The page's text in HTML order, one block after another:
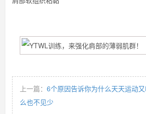
上一篇： 6个原因告诉你为什么天天运动
么也不见少